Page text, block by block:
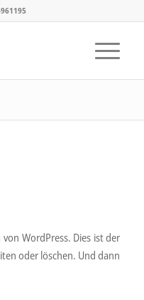
WordPress. Dies ist der
oder löschen. Und dann